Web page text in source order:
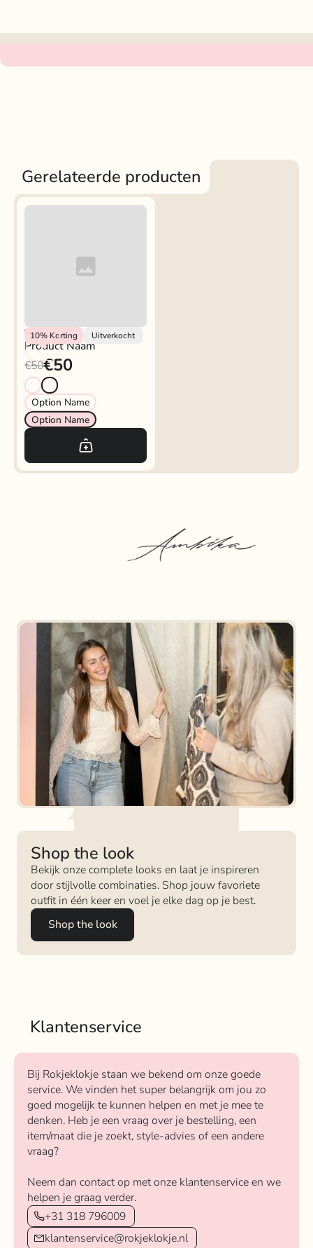
Gerelateerde producten
10% Korting Uitverkocht
Vendor
Product Naam
€50€50
Option Name
Option Name
Shop the look
Bekijk onze complete looks en laat je inspireren
door stijlvolle combinaties. Shop jouw favoriete
outfit in één keer en voel je elke dag op je best.
Shop the look
Klantenservice
Bij Rokjeklokje staan we bekend om onze goede
service. We vinden het super belangrijk om jou zo
goed mogelijk te kunnen helpen en met je mee te
denken. Heb je een vraag over je bestelling, een
item/maat die je zoekt, style-advies of een andere
vraag?
Neem dan contact op met onze klantenservice en we
helpen je graag verder.
+31 318 796009
klantenservice@rokjeklokje.nl